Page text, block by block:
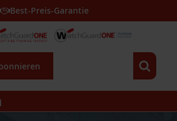
Best-Preis-Garantie